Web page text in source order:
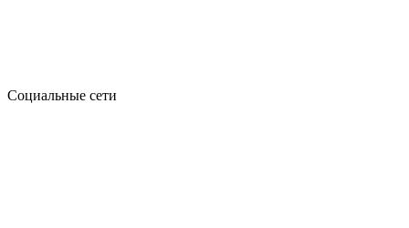
Социальные сети